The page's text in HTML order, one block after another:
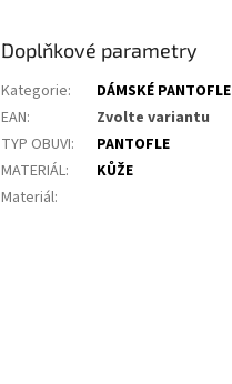
Doplňkové parametry
Kategorie:
DÁMSKÉ PANTOFLE
EAN:
Zvolte variantu
TYP OBUVI:
PANTOFLE
MATERIÁL:
KŮŽE
Materiál: